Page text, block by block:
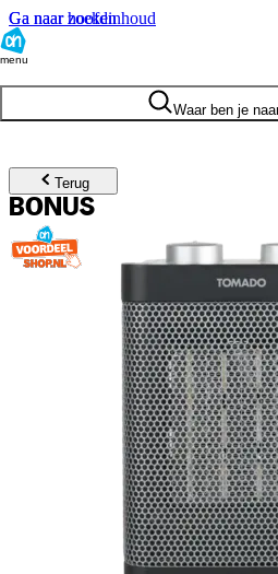
Ga naar hoofdinhoud
Ga naar zoeken
menu
Waar ben je
Terug
BONUS